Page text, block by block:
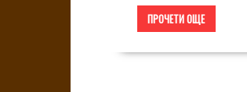
ПРОЧЕТИ ОЩЕ